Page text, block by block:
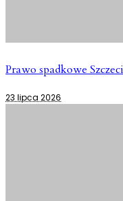
Prawo spadkowe
23 lipca 2026